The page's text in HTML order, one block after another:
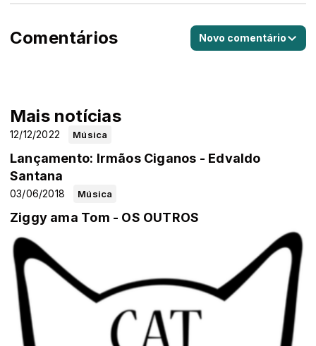
Comentários Novo comentário
Mais notícias
Música
12/12/2022
Lançamento: Irmãos Ciganos - Edvaldo
Santana
Música
03/06/2018
Ziggy ama Tom - OS OUTROS